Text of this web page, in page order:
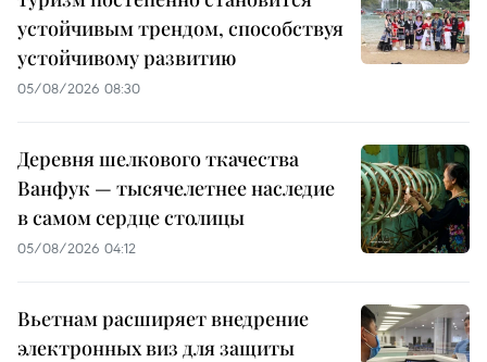
устойчивым трендом, способствуя
устойчивому развитию
05/08/2026 08:30
Деревня шелкового ткачества
Ванфук — тысячелетнее наследие
в самом сердце столицы
05/08/2026 04:12
Вьетнам расширяет внедрение
электронных виз для защиты